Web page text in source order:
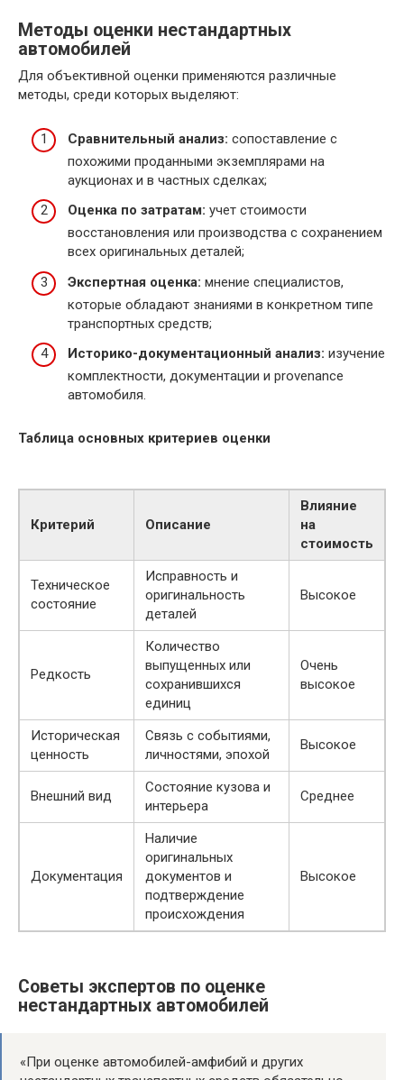
Методы оценки нестандартных
автомобилей
Для объективной оценки применяются различные
методы, среди которых выделяют:
Сравнительный анализ: сопоставление с
похожими проданными экземплярами на
аукционах и в частных сделках;
Оценка по затратам: учет стоимости
восстановления или производства с сохранением
всех оригинальных деталей;
Экспертная оценка: мнение специалистов,
которые обладают знаниями в конкретном типе
транспортных средств;
Историко-документационный анализ: изучение
комплектности, документации и provenance
автомобиля.
Таблица основных критериев оценки
Критерий Описание
Влияние
на
стоимость
Техническое
состояние
Исправность и
оригинальность
деталей
Высокое
Редкость
Количество
выпущенных или
сохранившихся
единиц
Очень
высокое
Историческая
ценность
Связь с событиями,
личностями, эпохой
Высокое
Внешний вид
Состояние кузова и
интерьера
Среднее
Документация
Наличие
оригинальных
документов и
подтверждение
происхождения
Высокое
Советы экспертов по оценке
нестандартных автомобилей
«При оценке автомобилей-амфибий и других